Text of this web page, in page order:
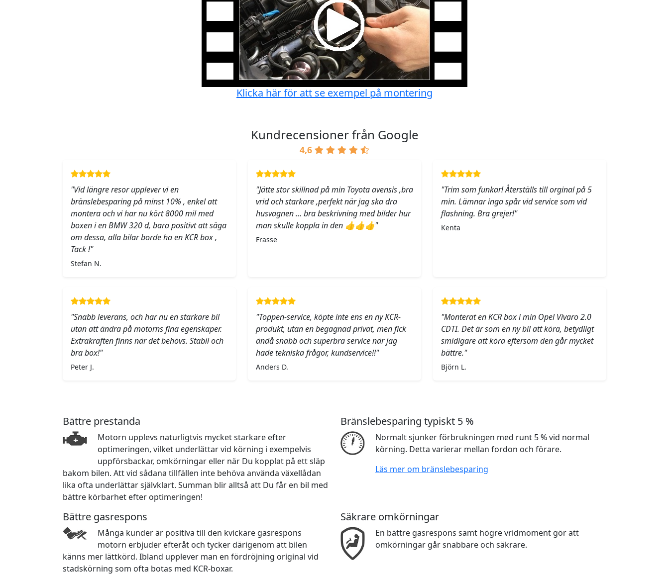
Klicka här för att se exempel på montering
Kundrecensioner från Google
4,6
"Vid längre resor upplever vi en
bränslebesparing på minst 10% , enkel att
montera och vi har nu kört 8000 mil med
boxen i en BMW 320 d, bara positivt att säga
om dessa, alla bilar borde ha en KCR box ,
Tack !"
Stefan N.
"Jätte stor skillnad på min Toyota avensis ,bra
vrid och starkare ,perfekt när jag ska dra
husvagnen … bra beskrivning med bilder hur
man skulle koppla in den 👍👍👍"
Frasse
"Trim som funkar! Återställs till orginal på 5
min. Lämnar inga spår vid service som vid
flashning. Bra grejer!"
Kenta
"Snabb leverans, och har nu en starkare bil
utan att ändra på motorns fina egenskaper.
Extrakraften finns när det behövs. Stabil och
bra box!"
Peter J.
"Toppen-service, köpte inte ens en ny KCR-
produkt, utan en begagnad privat, men fick
ändå snabb och superbra service när jag
hade tekniska frågor, kundservice!!"
Anders D.
"Monterat en KCR box i min Opel Vivaro 2.0
CDTI. Det är som en ny bil att köra, betydligt
smidigare att köra eftersom den går mycket
bättre."
Björn L.
Bättre prestanda
Motorn upplevs naturligtvis mycket starkare efter
optimeringen, vilket underlättar vid körning i exempelvis
uppförsbackar, omkörningar eller när Du kopplat på ett släp
bakom bilen. Att vid sådana tillfällen inte behöva använda växellådan
lika ofta underlättar självklart. Summan blir alltså att Du får en bil med
bättre körbarhet efter optimeringen!
Bränslebesparing typiskt 5 %
Normalt sjunker förbrukningen med runt 5 % vid normal
körning. Detta varierar mellan fordon och förare.
Läs mer om bränslebesparing
Bättre gasrespons
Många kunder är positiva till den kvickare gasrespons
motorn erbjuder efteråt och tycker därigenom att bilen
känns mer lättkörd. Ibland upplever man en fördröjning original vid
stadskörning som ofta botas med KCR-boxar.
Säkrare omkörningar
En bättre gasrespons samt högre vridmoment gör att
omkörningar går snabbare och säkrare.